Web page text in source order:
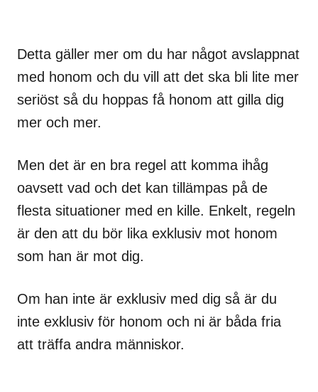
Detta gäller mer om du har något avslappnat
med honom och du vill att det ska bli lite mer
seriöst så du hoppas få honom att gilla dig
mer och mer.
Men det är en bra regel att komma ihåg
oavsett vad och det kan tillämpas på de
flesta situationer med en kille. Enkelt, regeln
är den att du bör lika exklusiv mot honom
som han är mot dig.
Om han inte är exklusiv med dig så är du
inte exklusiv för honom och ni är båda fria
att träffa andra människor.